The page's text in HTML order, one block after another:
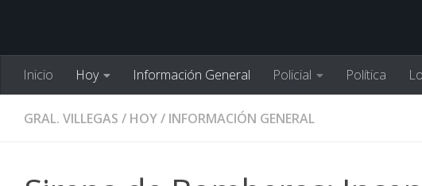
Inicio Hoy Información General Policial Política
GRAL. VILLEGAS / HOY/ INFORMACIÓN GENERAL